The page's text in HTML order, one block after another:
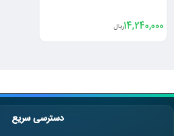
14,240,000ریال
دسترسی سریع